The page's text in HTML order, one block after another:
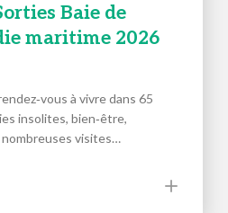
Baie de
maritime 2026
à vivre dans 65
insolites, bien‑être,
visites…